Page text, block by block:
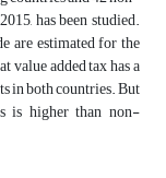
has been studied.
are estimated for the
value added tax has a
in both countries. But
is higher than non-